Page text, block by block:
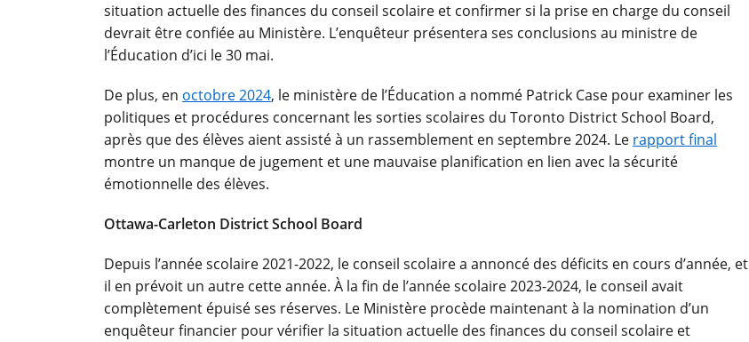
situation actuelle des finances du conseil scolaire et confirmer si la prise en charge du conseil
devrait être confiée au Ministère. L’enquêteur présentera ses conclusions au ministre de
l’Éducation d’ici le 30 mai.
De plus, en octobre 2024, le ministère de l’Éducation a nommé Patrick Case pour examiner les
politiques et procédures concernant les sorties scolaires du Toronto District School Board,
après que des élèves aient assisté à un rassemblement en septembre 2024. Le rapport final
montre un manque de jugement et une mauvaise planification en lien avec la sécurité
émotionnelle des élèves.
Ottawa-Carleton District School Board
Depuis l’année scolaire 2021-2022, le conseil scolaire a annoncé des déficits en cours d’année, et
il en prévoit un autre cette année. À la fin de l’année scolaire 2023-2024, le conseil avait
complètement épuisé ses réserves. Le Ministère procède maintenant à la nomination d’un
enquêteur financier pour vérifier la situation actuelle des finances du conseil scolaire et